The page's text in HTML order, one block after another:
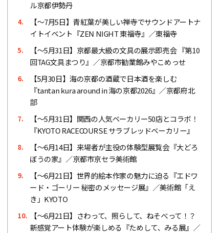
ル京都伊勢丹
4.
【〜7月5日】青紅葉が美しい禅寺でサウンドアートナ
イトイベント『ZEN NIGHT 東福寺』／東福寺
5.
【〜5月31日】京都最大級の文具の展示即売会 『第10
回TAG文具まつり』／京都市勧業館みやこめっせ
6.
【5月30日】海の京都の酒蔵で日本酒を楽しむ
『tantan kura around in 海の京都2026』／京都府北
部
7.
【〜5月31日】関西の人気ベーカリー50店とコラボ！
『KYOTO RACECOURSE サラブレッドベーカリー』
8.
【〜6月14日】来場者が主役の体験型展覧会『大どろ
ぼうの家』／京都市京セラ美術館
9.
【〜6月21日】世界的絵本作家の魅力に迫る『エドワ
ード・ゴーリー 秘密のメッセージ展』／美術館「え
き」KYOTO
10.
【〜6月21日】さわって、照らして、ねそべって！？
新感覚アート体験が楽しめる『ためして、みる展』／